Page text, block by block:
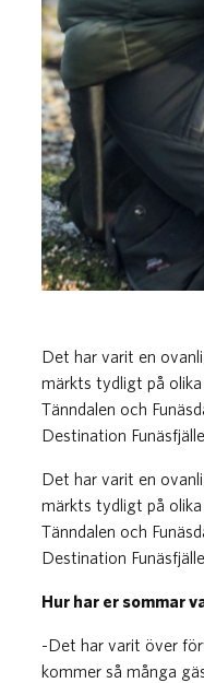
​Det har varit en
märkts tydligt på
Tänndalen och
Destination
Det har varit en
märkts tydligt på
Tänndalen och
Destination
Hur har er sommar
-Det har varit över
kommer så många